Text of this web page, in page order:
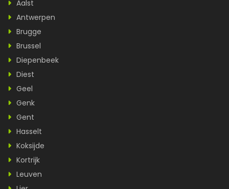
Aalst
Antwerpen
Brugge
Brussel
Diepenbeek
Diest
Geel
Genk
Gent
Hasselt
Koksijde
Kortrijk
Leuven